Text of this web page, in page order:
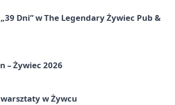
Dni” w The Legendary Żywiec Pub &
– Żywiec 2026
w Żywcu